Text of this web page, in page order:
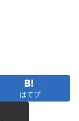
はてブ